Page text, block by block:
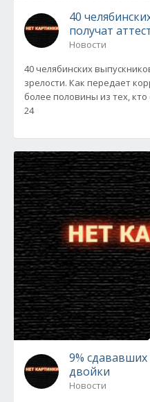
40
получат
Новости
40 челябинских
зрелости. Как передает
более половины из тех,
24
9%
двойки
Новости